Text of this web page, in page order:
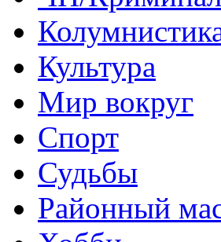
Культура
Мир вокруг
Спорт
Судьбы
Районный